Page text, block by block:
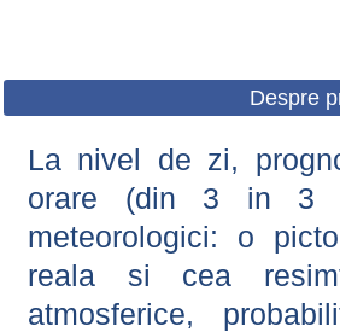
Despre
La nivel de zi,
orare (din 3 in 3
meteorologici: o
reala si cea
atmosferice,